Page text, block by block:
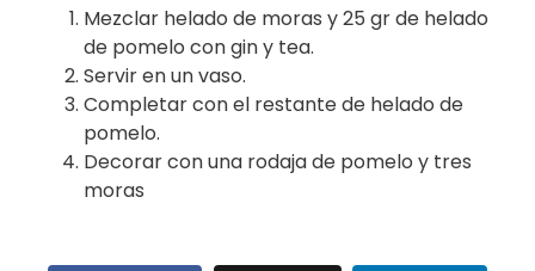
Mezclar helado de moras y 25 gr de helado
de pomelo con gin y tea.
Servir en un vaso.
Completar con el restante de helado de
pomelo.
Decorar con una rodaja de pomelo y tres
moras